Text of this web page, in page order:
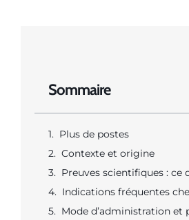
Sommaire
Plus de postes
Contexte et origine
Indications fréquentes
Mode d’administration et